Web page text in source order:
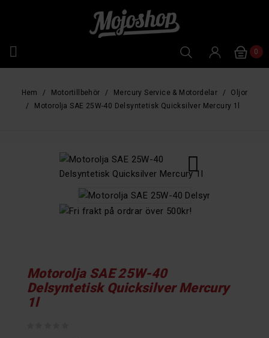
 0
Hem Motortillbehör Mercury Service & Motordelar
Oljor
Motorolja SAE 25W-40 Delsyntetisk Quicksilver Mercury 1l

Motorolja SAE 25W-40
Delsyntetisk Quicksilver Mercury
1l